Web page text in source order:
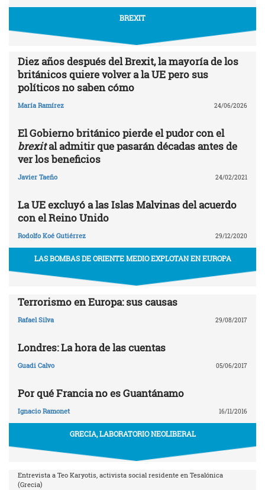
BREXIT
Diez años después del Brexit, la mayoría de los
británicos quiere volver a la UE pero sus
políticos no saben cómo
María Ramírez 24/06/2026
El Gobierno británico pierde el pudor con el
brexital admitir que pasarán décadas antes de
ver los beneficios
Javier Taeño 24/02/2021
La UE excluyó a las Islas Malvinas del acuerdo
con el Reino Unido
Rodolfo Koé Gutiérrez 29/12/2020
LAS BOMBAS DE ORIENTE MEDIO EXPLOTAN EN EUROPA
Terrorismo en Europa: sus causas
Rafael Silva 29/08/2017
Londres: La hora de las cuentas
Guadi Calvo 05/06/2017
Por qué Francia no es Guantánamo
Ignacio Ramonet 16/11/2016
GRECIA, LABORATORIO NEOLIBERAL
Entrevista a Teo Karyotis, activista social residente en Tesalónica
(Grecia)